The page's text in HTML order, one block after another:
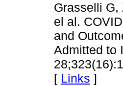
Grasselli G,
el al.
and
Admitted to
[ Links ]